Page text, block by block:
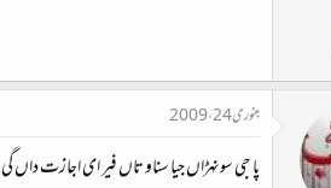
جنوری 24، 2009
پا جی سونہڑاں جیا سناو تاں فیر ای اجازت داں